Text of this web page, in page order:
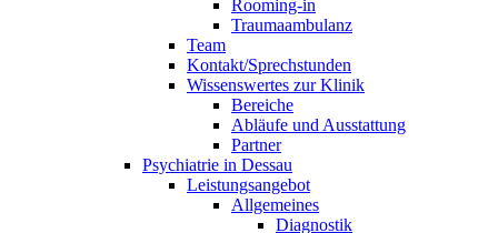
Rooming-in
Traumaambulanz
Team
Kontakt/Sprechstunden
Wissenswertes zur Klinik
Bereiche
Abläufe und Ausstattung
Partner
Psychiatrie in Dessau
Leistungsangebot
Allgemeines
Diagnostik